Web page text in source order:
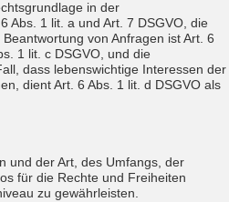
in der
Abs. 1 lit. a und Art. 7 DSGVO, die
von Anfragen ist Art. 6
1 lit. c DSGVO, und die
dass lebenswichtige Interessen der
dient Art. 6 Abs. 1 lit. d DSGVO als
und der Art, des Umfangs, der
für die Rechte und Freiheiten
zu gewährleisten.